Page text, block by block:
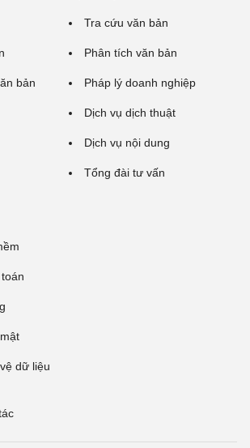
bản
Tra cứu văn bản
Phân tích văn bản
Pháp lý doanh nghiệp
Dịch vụ dịch thuật
Dịch vụ nội dung
Tổng đài tư vấn
dữ liệu